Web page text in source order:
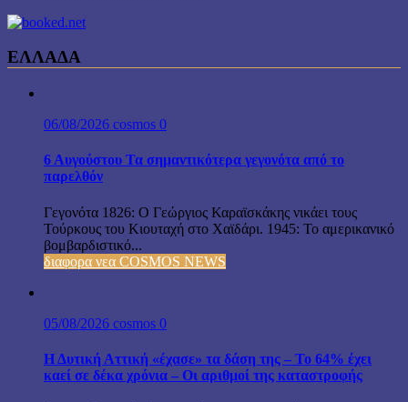
ΕΛΛΑΔΑ
06/08/2026 cosmos 0
6 Αυγούστου Τα σημαντικότερα γεγονότα από το
παρελθόν
Γεγονότα 1826: Ο Γεώργιος Καραϊσκάκης νικάει τους
Τούρκους του Κιουταχή στο Χαϊδάρι. 1945: Το αμερικανικό
βομβαρδιστικό...
διαφορα νεα COSMOS NEWS
05/08/2026 cosmos 0
Η Δυτική Αττική «έχασε» τα δάση της – Το 64% έχει
καεί σε δέκα χρόνια – Οι αριθμοί της καταστροφής